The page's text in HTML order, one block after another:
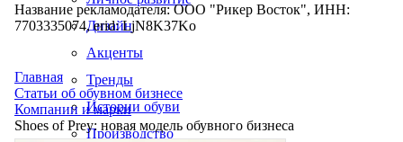
Дизайн
Акценты
Тренды
Истории обуви
Производство
Название рекламодателя: ООО "Рикер Восток", ИНН:
7703335074, erid: LjN8K37Ko
Главная
Статьи об обувном бизнесе
Компании и марки
Shoes of Prey: новая модель обувного бизнеса